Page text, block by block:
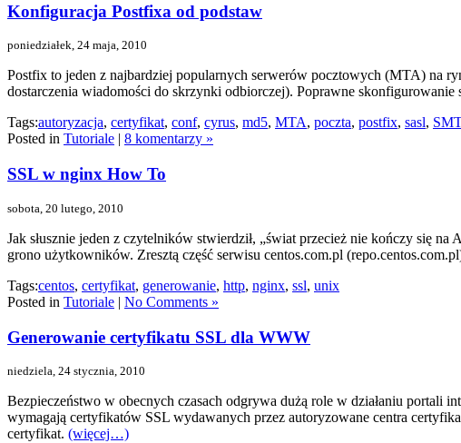
Konfiguracja Postfixa od podstaw
poniedziałek, 24 maja, 2010
Postfix to jeden z najbardziej popularnych serwerów pocztowych (MTA) na
dostarczenia wiadomości do skrzynki odbiorczej). Poprawne skonfigurowanie
Tags:autoryzacja, certyfikat, conf, cyrus, md5, MTA, poczta, postfix, sasl,
Posted in Tutoriale | 8 komentarzy »
SSL w nginx How To
sobota, 20 lutego, 2010
Jak słusznie jeden z czytelników stwierdził, „świat przecież nie kończy się
grono użytkowników. Zresztą część serwisu centos.com.pl
Tags:centos, certyfikat, generowanie, http, nginx, ssl, unix
Posted in Tutoriale | No Comments »
Generowanie certyfikatu SSL dla WWW
niedziela, 24 stycznia, 2010
Bezpieczeństwo w obecnych czasach odgrywa dużą role w działaniu portali
wymagają certyfikatów SSL wydawanych przez autoryzowane centra
certyfikat. (więcej…)